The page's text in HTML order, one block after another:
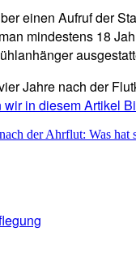
einen Aufruf der
mindestens 18
Jahre nach der
wir in diesem Artikel
der Ahrflut: Was